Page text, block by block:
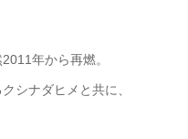
年から再燃。
シナダヒメと共に、